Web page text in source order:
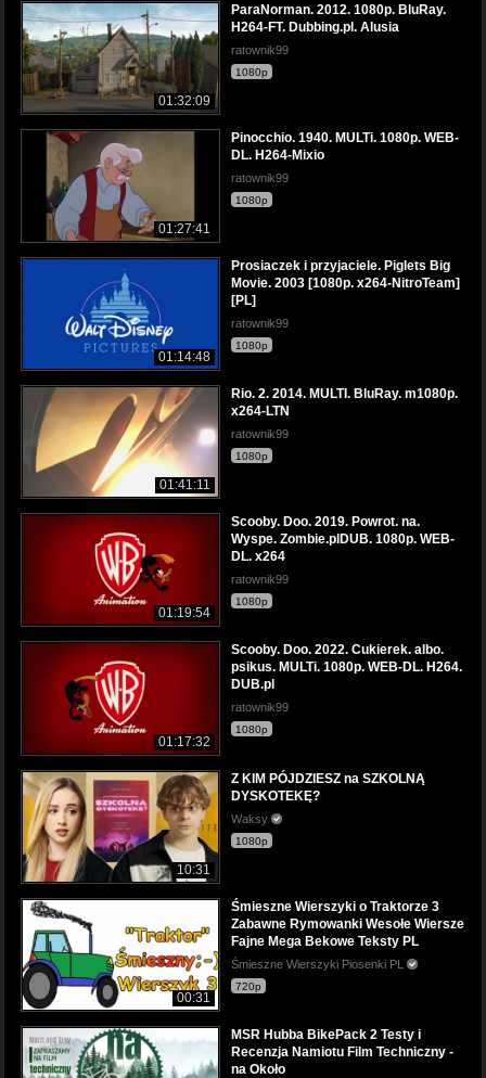
01:32:09
ParaNorman. 2012. 1080p. BluRay.
H264-FT. Dubbing.pl. Alusia
ratownik99
1080p
01:27:41
Pinocchio. 1940. MULTi. 1080p. WEB-
DL. H264-Mixio
ratownik99
1080p
01:14:48
Prosiaczek i przyjaciele. Piglets Big
Movie. 2003 [1080p. x264-NitroTeam]
[PL]
ratownik99
1080p
01:41:11
Rio. 2. 2014. MULTI. BluRay. m1080p.
x264-LTN
ratownik99
1080p
01:19:54
Scooby. Doo. 2019. Powrot. na.
Wyspe. Zombie.plDUB. 1080p. WEB-
DL. x264
ratownik99
1080p
01:17:32
Scooby. Doo. 2022. Cukierek. albo.
psikus. MULTi. 1080p. WEB-DL. H264.
DUB.pl
ratownik99
1080p
10:31
Z KIM PÓJDZIESZ na SZKOLNĄ
DYSKOTEKĘ?
Waksy
1080p
00:31
Śmieszne Wierszyki o Traktorze 3
Zabawne Rymowanki Wesołe Wiersze
Fajne Mega Bekowe Teksty PL
Śmieszne Wierszyki Piosenki PL
720p
MSR Hubba BikePack 2 Testy i
Recenzja Namiotu Film Techniczny -
na Około